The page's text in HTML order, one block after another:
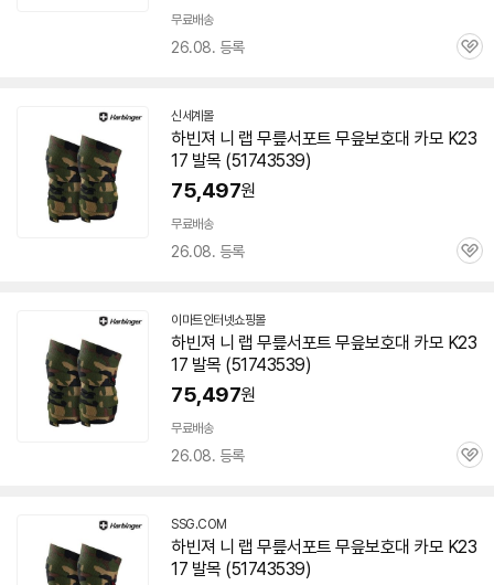
무료배송
26.08. 등록
관
신세계몰
하빈져 니 랩 무릎서포트 무읖보호대 카모 K23
17 발목 (51743539)
75,497원
무료배송
26.08. 등록
관
이마트인터넷쇼핑몰
하빈져 니 랩 무릎서포트 무읖보호대 카모 K23
17 발목 (51743539)
75,497원
무료배송
26.08. 등록
관
SSG.COM
하빈져 니 랩 무릎서포트 무읖보호대 카모 K23
17 발목 (51743539)